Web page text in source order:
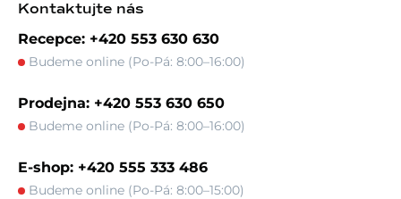
Kontaktujte nás
Recepce: +420 553 630 630
Budeme online (Po-Pá: 8:00–16:00)
Prodejna: +420 553 630 650
Budeme online (Po-Pá: 8:00–16:00)
E-shop: +420 555 333 486
Budeme online (Po-Pá: 8:00–15:00)